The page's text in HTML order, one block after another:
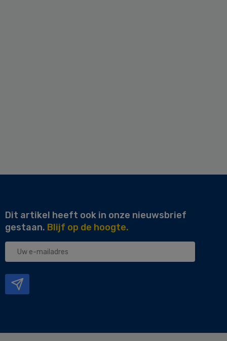
Dit artikel heeft ook in onze nieuwsbrief
gestaan. Blijf op de hoogte.
Uw